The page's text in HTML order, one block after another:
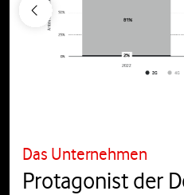
Previous
Das Unternehmen
Protagonist der